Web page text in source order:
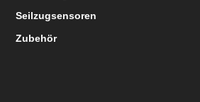
Seilzugsensoren
Zubehör